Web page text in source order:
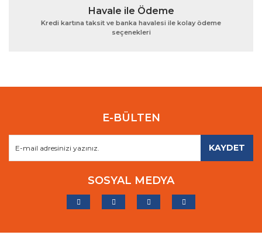
Havale ile Ödeme
Kredi kartına taksit ve banka havalesi ile kolay ödeme
seçenekleri
E-BÜLTEN
KAYDET
SOSYAL MEDYA